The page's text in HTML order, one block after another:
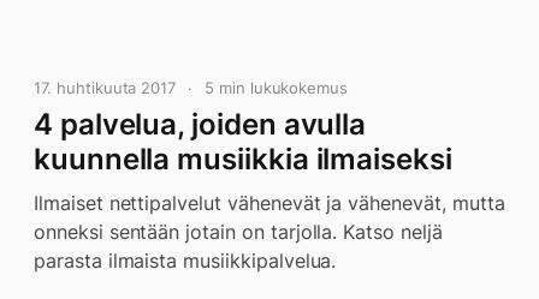
17. huhtikuuta 2017 5 min lukukokemus
4 palvelua, joiden avulla
kuunnella musiikkia ilmaiseksi
Ilmaiset nettipalvelut vähenevät ja vähenevät, mutta
onneksi sentään jotain on tarjolla. Katso neljä
parasta ilmaista musiikkipalvelua.